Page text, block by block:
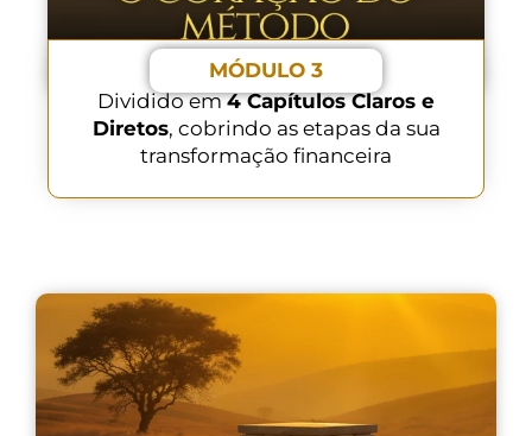
MÓDULO 3
Dividido em4 Capítulos Claros e
Diretos, cobrindo as etapas da sua
transformação financeira